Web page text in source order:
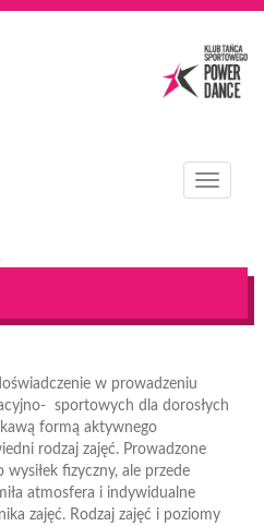
T
l
g
n
w prowadzeniu
sportowych dla dorosłych
formą aktywnego
rodzaj zajęć. Prowadzone
fizyczny, ale przede
atmosfera i indywidualne
zajęć. Rodzaj zajęć i poziomy